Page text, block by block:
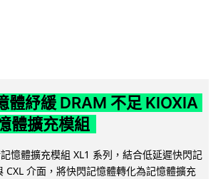
體紓緩 DRAM 不足 KIOXIA
體擴充模組
憶體擴充模組 XL1 系列，結合低延遲快閃記
CXL 介面，將快閃記憶體轉化為記憶體擴充